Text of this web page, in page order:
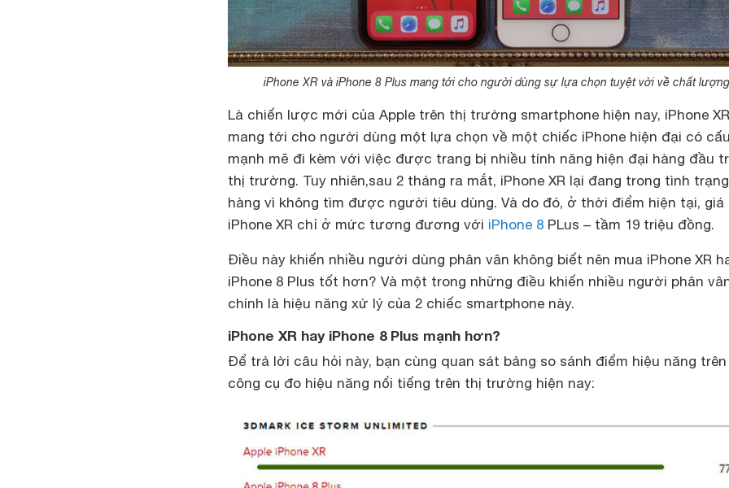
iPhone XR và iPhone 8 Plus mang tới cho người dùng sự lựa chọn tuyệt vời về chất lượng
Là chiến lược mới của Apple trên thị trường smartphone hiện nay, iPhone XR
mang tới cho người dùng một lựa chọn về một chiếc iPhone hiện đại có
mạnh mẽ đi kèm với việc được trang bị nhiều tính năng hiện đại hàng đầu
thị trường. Tuy nhiên,sau 2 tháng ra mắt, iPhone XR lại đang trong tình
hàng vì không tìm được người tiêu dùng. Và do đó, ở thời điểm hiện tại, giá
iPhone XR chỉ ở mức tương đương với iPhone 8 PLus – tầm 19 triệu đồng.
Điều này khiến nhiều người dùng phân vân không biết nên mua iPhone XR
iPhone 8 Plus tốt hơn? Và một trong những điều khiến nhiều người phân
chính là hiệu năng xử lý của 2 chiếc smartphone này.
iPhone XR hay iPhone 8 Plus mạnh hơn?
Để trả lời câu hỏi này, bạn cùng quan sát bảng so sánh điểm hiệu năng
công cụ đo hiệu năng nổi tiếng trên thị trường hiện nay: